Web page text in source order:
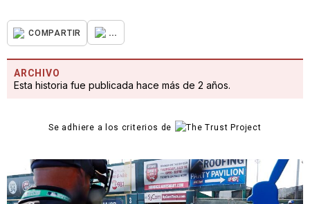
COMPARTIR ...
ARCHIVO
Esta historia fue publicada hace más de 2 años.
Se adhiere a los criterios de